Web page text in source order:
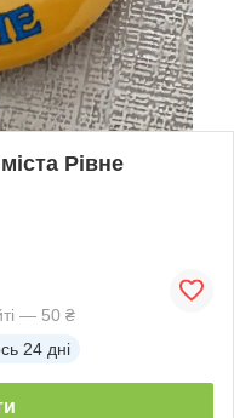
Рівне
— 50 ₴
24 дні